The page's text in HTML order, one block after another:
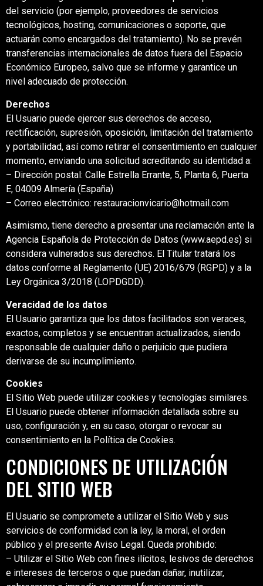
del servicio (por ejemplo, proveedores de servicios
tecnológicos, hosting, comunicaciones o soporte, que
actuarán como encargados del tratamiento). No se prevén
transferencias internacionales de datos fuera del Espacio
Económico Europeo, salvo que se informe y garantice un
nivel adecuado de protección.
Derechos
El Usuario puede ejercer sus derechos de acceso,
rectificación, supresión, oposición, limitación del tratamiento
y portabilidad, así como retirar el consentimiento en cualquier
momento, enviando una solicitud acreditando su identidad a:
– Dirección postal: Calle Estrella Errante, 5, Planta 6, Puerta
E, 04009 Almería (España)
– Correo electrónico: restauracionvicario@hotmail.com
Asimismo, tiene derecho a presentar una reclamación ante la
Agencia Española de Protección de Datos (www.aepd.es) si
considera vulnerados sus derechos. El Titular tratará los
datos conforme al Reglamento (UE) 2016/679 (RGPD) y a la
Ley Orgánica 3/2018 (LOPDGDD).
Veracidad de los datos
El Usuario garantiza que los datos facilitados son veraces,
exactos, completos y se encuentran actualizados, siendo
responsable de cualquier daño o perjuicio que pudiera
derivarse de su incumplimiento.
Cookies
El Sitio Web puede utilizar cookies y tecnologías similares.
El Usuario puede obtener información detallada sobre su
uso, configuración y, en su caso, otorgar o revocar su
consentimiento en la Política de Cookies.
CONDICIONES DE UTILIZACIÓN
DEL SITIO WEB
El Usuario se compromete a utilizar el Sitio Web y sus
servicios de conformidad con la ley, la moral, el orden
público y el presente Aviso Legal. Queda prohibido:
– Utilizar el Sitio Web con fines ilícitos, lesivos de derechos
e intereses de terceros o que puedan dañar, inutilizar,